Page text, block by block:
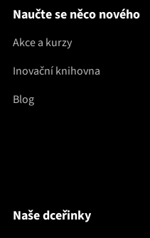
Naučte se něco nového
Akce a kurzy
Inovační knihovna
Blog
Naše dceřinky